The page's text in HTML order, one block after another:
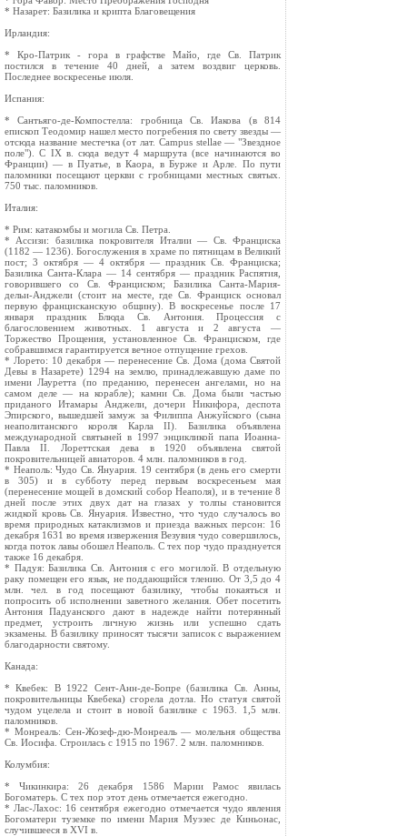
* Назарет: Базилика и крипта Благовещения
Ирландия:
* Кро-Патрик - гора в графстве Майо, где Св. Патрик
постился в течение 40 дней, а затем воздвиг церковь.
Последнее воскресенье июля.
Испания:
* Сантьяго-де-Компостелла: гробница Св. Иакова (в 814
епископ Теодомир нашел место погребения по свету звезды —
отсюда название местечка (от лат. Campus stellae — "Звездное
поле"). С IX в. сюда ведут 4 маршрута (все начинаются во
Франции) — в Пуатье, в Каора, в Бурже и Арле. По пути
паломники посещают церкви с гробницами местных святых.
750 тыс. паломников.
Италия:
* Рим: катакомбы и могила Св. Петра.
* Ассизи: базилика покровителя Италии — Св. Франциска
(1182 — 1236). Богослужения в храме по пятницам в Великий
пост; 3 октября — 4 октября — праздник Св. Франциска;
Базилика Санта-Клара — 14 сентября — праздник Распятия,
говорившего со Св. Франциском; Базилика Санта-Мария-
дельи-Анджели (стоит на месте, где Св. Франциск основал
первую францисканскую общину). В воскресенье после 17
января праздник Блюда Св. Антония. Процессия с
благословением животных. 1 августа и 2 августа —
Торжество Прощения, установленное Св. Франциском, где
собравшимся гарантируется вечное отпущение грехов.
* Лорето: 10 декабря — перенесение Св. Дома (дома Святой
Девы в Назарете) 1294 на землю, принадлежавшую даме по
имени Лауретта (по преданию, перенесен ангелами, но на
самом деле — на корабле); камни Св. Дома были частью
приданого Итамары Анджели, дочери Никифора, деспота
Эпирского, вышедшей замуж за Филиппа Анжуйского (сына
неаполитанского короля Карла II). Базилика объявлена
международной святыней в 1997 энцикликой папа Иоанна-
Павла II. Лореттская дева в 1920 объявлена святой
покровительницей авиаторов. 4 млн. паломников в год.
* Неаполь: Чудо Св. Януария. 19 сентября (в день его смерти
в 305) и в субботу перед первым воскресеньем мая
(перенесение мощей в домский собор Неаполя), и в течение 8
дней после этих двух дат на глазах у толпы становится
жидкой кровь Св. Януария. Известно, что чудо случалось во
время природных катаклизмов и приезда важных персон: 16
декабря 1631 во время извержения Везувия чудо совершилось,
когда поток лавы обошел Неаполь. С тех пор чудо празднуется
также 16 декабря.
* Падуя: Базилика Св. Антония с его могилой. В отдельную
раку помещен его язык, не поддающийся тлению. От 3,5 до 4
млн. чел. в год посещают базилику, чтобы покаяться и
попросить об исполнении заветного желания. Обет посетить
Антония Падуанского дают в надежде найти потерянный
предмет, устроить личную жизнь или успешно сдать
экзамены. В базилику приносят тысячи записок с выражением
благодарности святому.
Канада:
* Квебек: В 1922 Сент-Анн-де-Бопре (базилика Св. Анны,
покровительницы Квебека) сгорела дотла. Но статуя святой
чудом уцелела и стоит в новой базилике с 1963. 1,5 млн.
паломников.
* Монреаль: Сен-Жозеф-дю-Монреаль — молельня общества
Св. Иосифа. Строилась с 1915 по 1967. 2 млн. паломников.
Колумбия:
* Чикинкира: 26 декабря 1586 Марии Рамос явилась
Богоматерь. С тех пор этот день отмечается ежегодно.
* Лас-Лахос: 16 сентября ежегодно отмечается чудо явления
Богоматери туземке по имени Мария Муэзес де Киньонас,
случившееся в XVI в.